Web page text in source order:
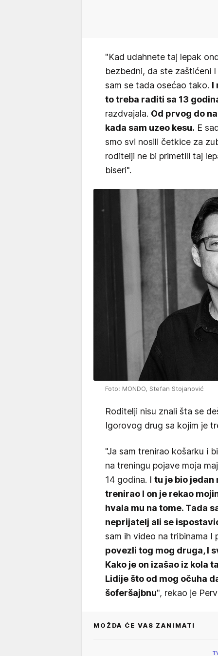
"Kad udahnete taj lepak
bezbedni, da ste zaštićeni
sam se tada osećao tako. I
to treba raditi sa 13
razdvajala. Od prvog do
kada sam uzeo kesu. E
smo svi nosili četkice za
roditelji ne bi primetili taj
biseri".
Foto: MONDO, Stefan Stojanović
Roditelji nisu znali šta se
Igorovog drug sa kojim je
"Ja sam trenirao košarku i
na treningu pojave moja
14 godina. I tu je bio jedan
trenirao I on je rekao
hvala mu na tome. Tada
neprijatelj ali se
sam ih video na tribinama
povezli tog mog druga, I
Kako je on izašao iz kola
Lidije što od mog očuha
šoferšajbnu", rekao je
MOŽDA ĆE VAS ZANIMATI